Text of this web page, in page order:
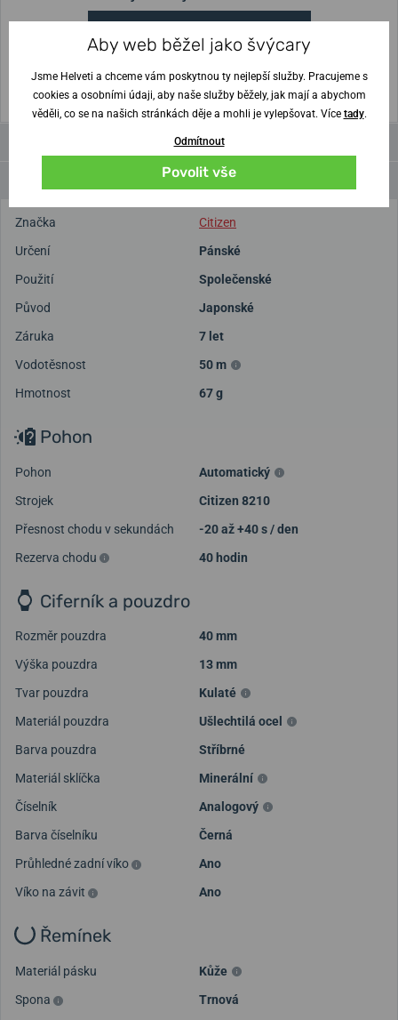
Vytisknout vzory velikostí
(U tisku nastavte Měřítko: Výchozí)
Načíst další videa
Značka
Citizen
Určení
Pánské
Použití
Společenské
Původ
Japonské
Záruka
7 let
Vodotěsnost
50 m
Hmotnost
67 g
Pohon
Pohon
Automatický
Strojek
Citizen 8210
Přesnost chodu v sekundách
-20 až +40 s / den
Rezerva chodu
40 hodin
Ciferník a pouzdro
Rozměr pouzdra
40 mm
Výška pouzdra
13 mm
Tvar pouzdra
Kulaté
Materiál pouzdra
Ušlechtilá ocel
Barva pouzdra
Stříbrné
Materiál sklíčka
Minerální
Číselník
Analogový
Barva číselníku
Černá
Průhledné zadní víko
Ano
Víko na závit
Ano
Řemínek
Materiál pásku
Kůže
Spona
Trnová
Aby web běžel jako švýcary
Jsme Helveti a chceme vám poskytnou ty nejlepší služby. Pracujeme s
cookies a osobními údaji, aby naše služby běžely, jak mají a abychom
věděli, co se na našich stránkách děje a mohli je vylepšovat. Více tady.
Odmítnout
Povolit vše